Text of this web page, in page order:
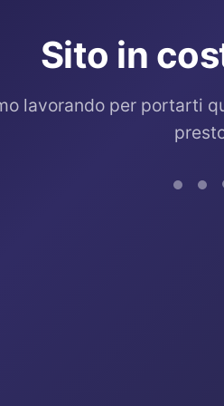
Sito in
lavorando per portarti